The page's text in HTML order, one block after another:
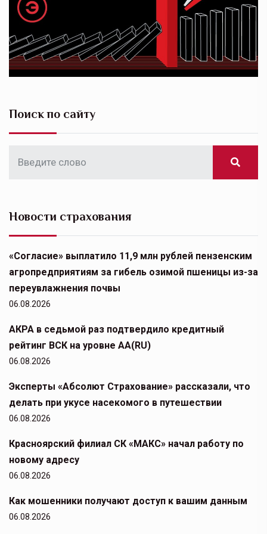
Поиск по сайту
Новости страхования
«Согласие» выплатило 11,9 млн рублей пензенским
агропредприятиям за гибель озимой пшеницы из-за
переувлажнения почвы
06.08.2026
АКРА в седьмой раз подтвердило кредитный
рейтинг ВСК на уровне АА(RU)
06.08.2026
Эксперты «Абсолют Страхование» рассказали, что
делать при укусе насекомого в путешествии
06.08.2026
Красноярский филиал СК «МАКС» начал работу по
новому адресу
06.08.2026
Как мошенники получают доступ к вашим данным
06.08.2026